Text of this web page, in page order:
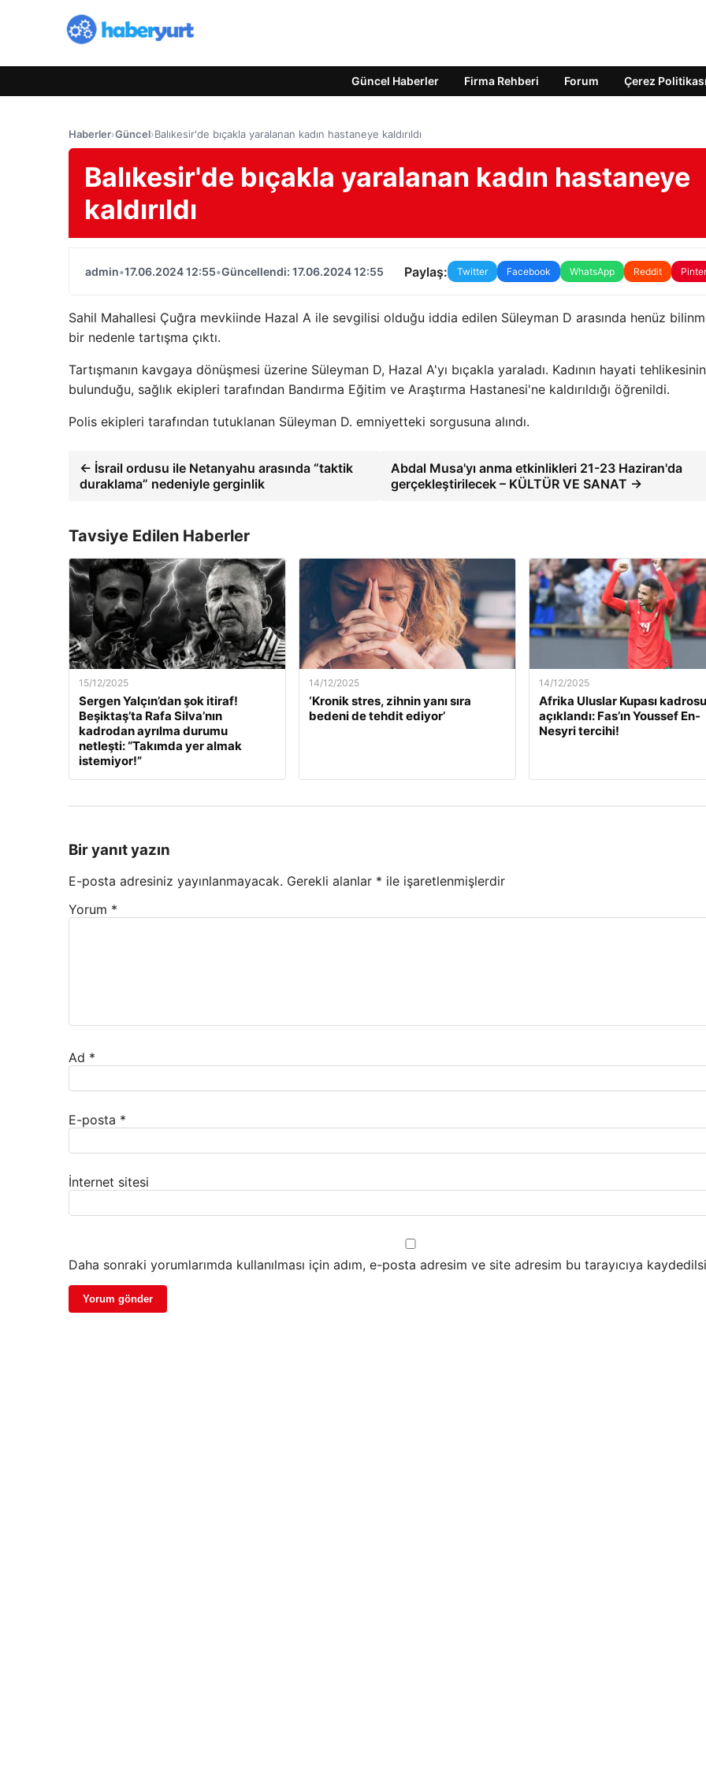
Güncel Haberler Firma Rehberi Forum Çerez Politikası
Haberler›Güncel›Balıkesir'de bıçakla yaralanan kadın hastaneye kaldırıldı
Balıkesir'de bıçakla yaralanan kadın hastaneye
kaldırıldı
admin•17.06.2024 12:55•Güncellendi: 17.06.2024 12:55 Paylaş: Twitter Facebook WhatsApp Reddit
Sahil Mahallesi Çuğra mevkiinde Hazal A ile sevgilisi olduğu iddia edilen Süleyman D arasında henüz
bir nedenle tartışma çıktı.
Tartışmanın kavgaya dönüşmesi üzerine Süleyman D, Hazal A'yı bıçakla yaraladı. Kadının hayati tehlikesinin
bulunduğu, sağlık ekipleri tarafından Bandırma Eğitim ve Araştırma Hastanesi'ne kaldırıldığı öğrenildi.
Polis ekipleri tarafından tutuklanan Süleyman D. emniyetteki sorgusuna alındı.
← İsrail ordusu ile Netanyahu arasında “taktik
duraklama” nedeniyle gerginlik
Abdal Musa'yı anma etkinlikleri 21-23 Haziran'da
gerçekleştirilecek – KÜLTÜR VE SANAT →
Tavsiye Edilen Haberler
15/12/2025
Sergen Yalçın’dan şok itiraf!
Beşiktaş’ta Rafa Silva’nın
kadrodan ayrılma durumu
netleşti: “Takımda yer almak
istemiyor!”
14/12/2025
‘Kronik stres, zihnin yanı sıra
bedeni de tehdit ediyor’
14/12/2025
Afrika Uluslar Kupası kadrosu
açıklandı: Fas’ın Youssef En-
Nesyri tercihi!
Bir yanıt yazın
E-posta adresiniz yayınlanmayacak. Gerekli alanlar * ile işaretlenmişlerdir
Yorum *
Ad *
E-posta *
İnternet sitesi
Daha sonraki yorumlarımda kullanılması için adım, e-posta adresim ve site adresim bu tarayıcıya